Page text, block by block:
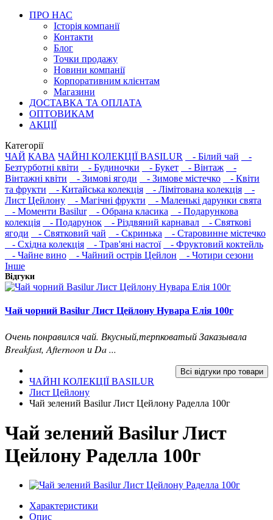
ПРО НАС
Історія компанії
Контакти
Блог
Точки продажу
Новини компанії
Корпоративним клієнтам
Магазини
ДОСТАВКА ТА ОПЛАТА
ОПТОВИКАМ
АКЦІЇ
Категорії
ЧАЙ КАВА ЧАЙНІ КОЛЕКЦІЇ BASILUR - Білий чай
-
Безтурботні квіти
- Будиночки - Букет - Вінтаж
-
Вінтажні квіти
- Зимові ягоди - Зимове містечко
- Квіти
та фрукти
- Китайська колекція - Лімітована колекція
-
Лист Цейлону
- Магічні фрукти
- Маленькі дарунки свята
- Моменти Basilur
- Обрана класика
- Подарункова
колекція
- Подарунок - Різдвяний карнавал
- Святкові
ягоди
- Святковий чай - Скринька
- Старовинне містечко
- Східна колекція
- Трав'яні настої
- Фруктовий коктейль
- Чайне вино
- Чайний острів Цейлон
- Чотири сезони
Інше
Відгуки
Чай чорний Basilur Лист Цейлону Нувара Елія 100г
Очень понравился чай. Вкусный,терпковатый Заказывала
Breakfast, Afternoon и Da ...
Всі відгуки про товари
ЧАЙНІ КОЛЕКЦІЇ BASILUR
Лист Цейлону
Чай зелений Basilur Лист Цейлону Раделла 100г
Чай зелений Basilur Лист
Цейлону Раделла 100г
Характеристики
Опис